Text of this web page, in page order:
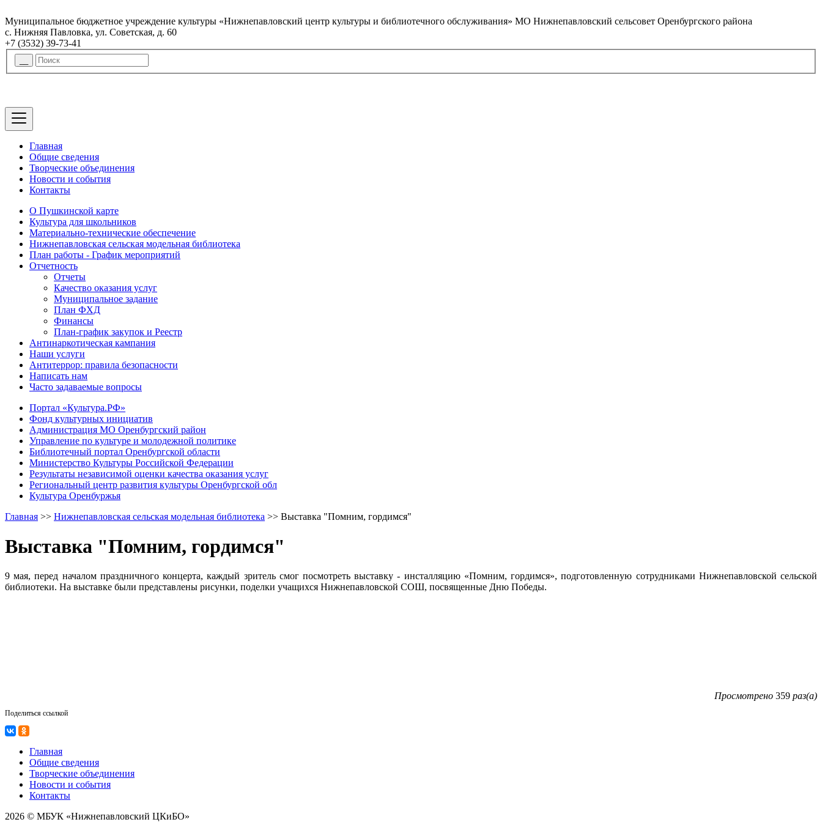
Муниципальное бюджетное учреждение культуры «Нижнепавловский центр культуры и библиотечного обслуживания» МО Нижнепавловский сельсовет Оренбургского района
с. Нижняя Павловка, ул. Советская, д. 60
+7 (3532) 39-73-41
Главная
Общие сведения
Творческие объединения
Новости и события
Контакты
О Пушкинской карте
Культура для школьников
Материально-технические обеспечение
Нижнепавловская сельская модельная библиотека
План работы - График мероприятий
Отчетность
Отчеты
Качество оказания услуг
Муниципальное задание
План ФХД
Финансы
План-график закупок и Реестр
Антинаркотическая кампания
Наши услуги
Антитеррор: правила безопасности
Написать нам
Часто задаваемые вопросы
Портал «Культура.РФ»
Фонд культурных инициатив
Администрация МО Оренбургский район
Управление по культуре и молодежной политике
Библиотечный портал Оренбургской области
Министерство Культуры Российской Федерации
Результаты независимой оценки качества оказания услуг
Региональный центр развития культуры Оренбургской обл
Культура Оренбуржья
Главная >> Нижнепавловская сельская модельная библиотека >> Выставка "Помним, гордимся"
Выставка "Помним, гордимся"
9 мая, перед началом праздничного концерта, каждый зритель смог посмотреть выставку - инсталляцию «Помним, гордимся», подготовленную сотрудниками Нижнепавловской сельской
библиотеки. На выставке были представлены рисунки, поделки учащихся Нижнепавловской СОШ, посвященные Дню Победы.
Просмотрено 359 раз(а)
Поделиться ссылкой
Главная
Общие сведения
Творческие объединения
Новости и события
Контакты
2026 © МБУК «Нижнепавловский ЦКиБО»